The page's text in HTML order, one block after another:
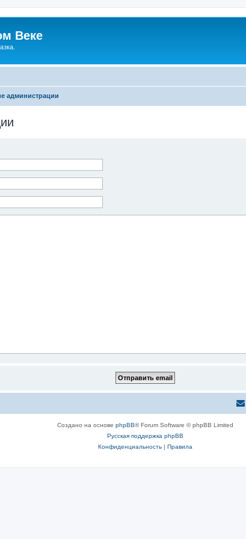
Веке
администрации
Создано на основе phpBB® Forum Software © phpBB Limited
Русская поддержка phpBB
Конфиденциальность| Правила